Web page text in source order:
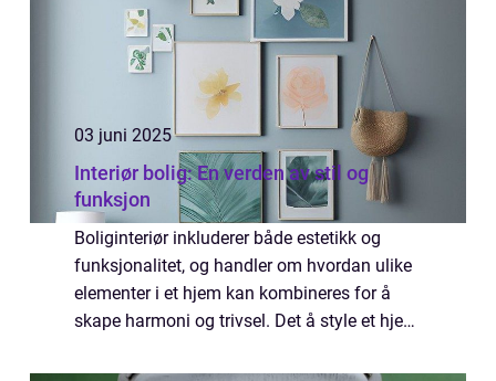
03 juni 2025
Interiør bolig: En verden av stil og
funksjon
Boliginteriør inkluderer både estetikk og
funksjonalitet, og handler om hvordan ulike
elementer i et hjem kan kombineres for å
skape harmoni og trivsel. Det å style et hjem